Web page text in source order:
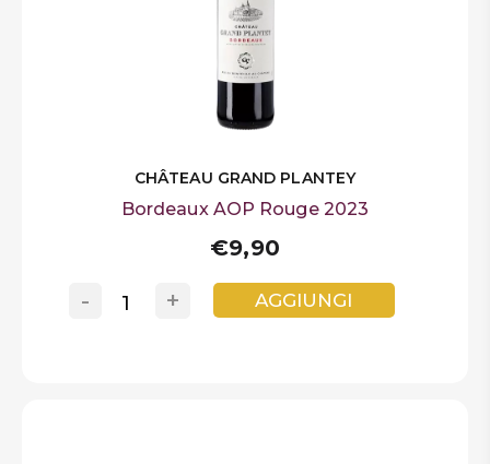
CHÂTEAU GRAND PLANTEY
Bordeaux AOP Rouge 2023
€9,90
+
- AGGIUNGI